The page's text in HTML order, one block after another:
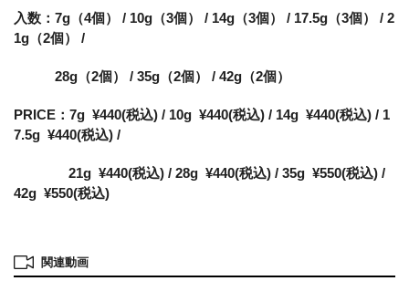
入数：7g（4個） / 10g（3個） / 14g（3個） / 17.5g（3個） / 2
1g（2個） /
28g（2個） / 35g（2個） / 42g（2個）
PRICE：7g ¥440(税込) / 10g ¥440(税込) / 14g ¥440(税込) / 1
7.5g ¥440(税込) /
21g ¥440(税込) / 28g ¥440(税込) / 35g ¥550(税込) /
42g ¥550(税込)
関連動画